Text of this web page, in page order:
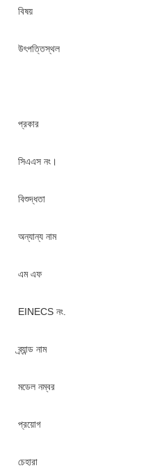
বিষয়
উৎপত্তিস্থল
প্রকার
সিএএস নং।
বিশুদ্ধতা
অন্যান্য নাম
এম এফ
EINECS নং.
ব্র্যান্ড নাম
মডেল নম্বর
প্রয়োগ
চেহারা